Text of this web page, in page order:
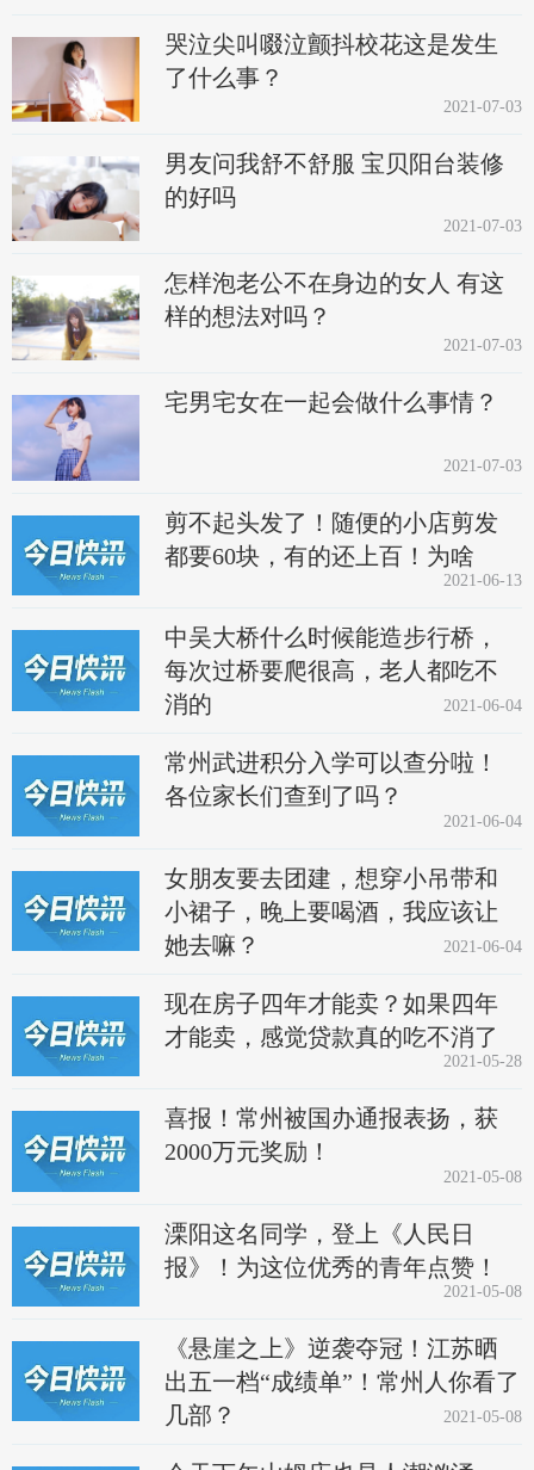
哭泣尖叫啜泣颤抖校花这是发生
了什么事？
2021-07-03
男友问我舒不舒服 宝贝阳台装修
的好吗
2021-07-03
怎样泡老公不在身边的女人 有这
样的想法对吗？
2021-07-03
宅男宅女在一起会做什么事情？
2021-07-03
剪不起头发了！随便的小店剪发
都要60块，有的还上百！为啥
2021-06-13
中吴大桥什么时候能造步行桥，
每次过桥要爬很高，老人都吃不
消的
2021-06-04
常州武进积分入学可以查分啦！
各位家长们查到了吗？
2021-06-04
女朋友要去团建，想穿小吊带和
小裙子，晚上要喝酒，我应该让
她去嘛？
2021-06-04
现在房子四年才能卖？如果四年
才能卖，感觉贷款真的吃不消了
2021-05-28
喜报！常州被国办通报表扬，获
2000万元奖励！
2021-05-08
溧阳这名同学，登上《人民日
报》！为这位优秀的青年点赞！
2021-05-08
《悬崖之上》逆袭夺冠！江苏晒
出五一档“成绩单”！常州人你看了
几部？
2021-05-08